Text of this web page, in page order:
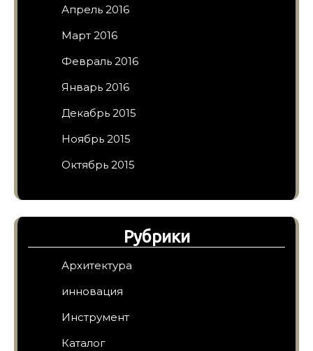
Апрель 2016
Март 2016
Февраль 2016
Январь 2016
Декабрь 2015
Ноябрь 2015
Октябрь 2015
Рубрики
Архитектура
инновация
Инструмент
Каталог